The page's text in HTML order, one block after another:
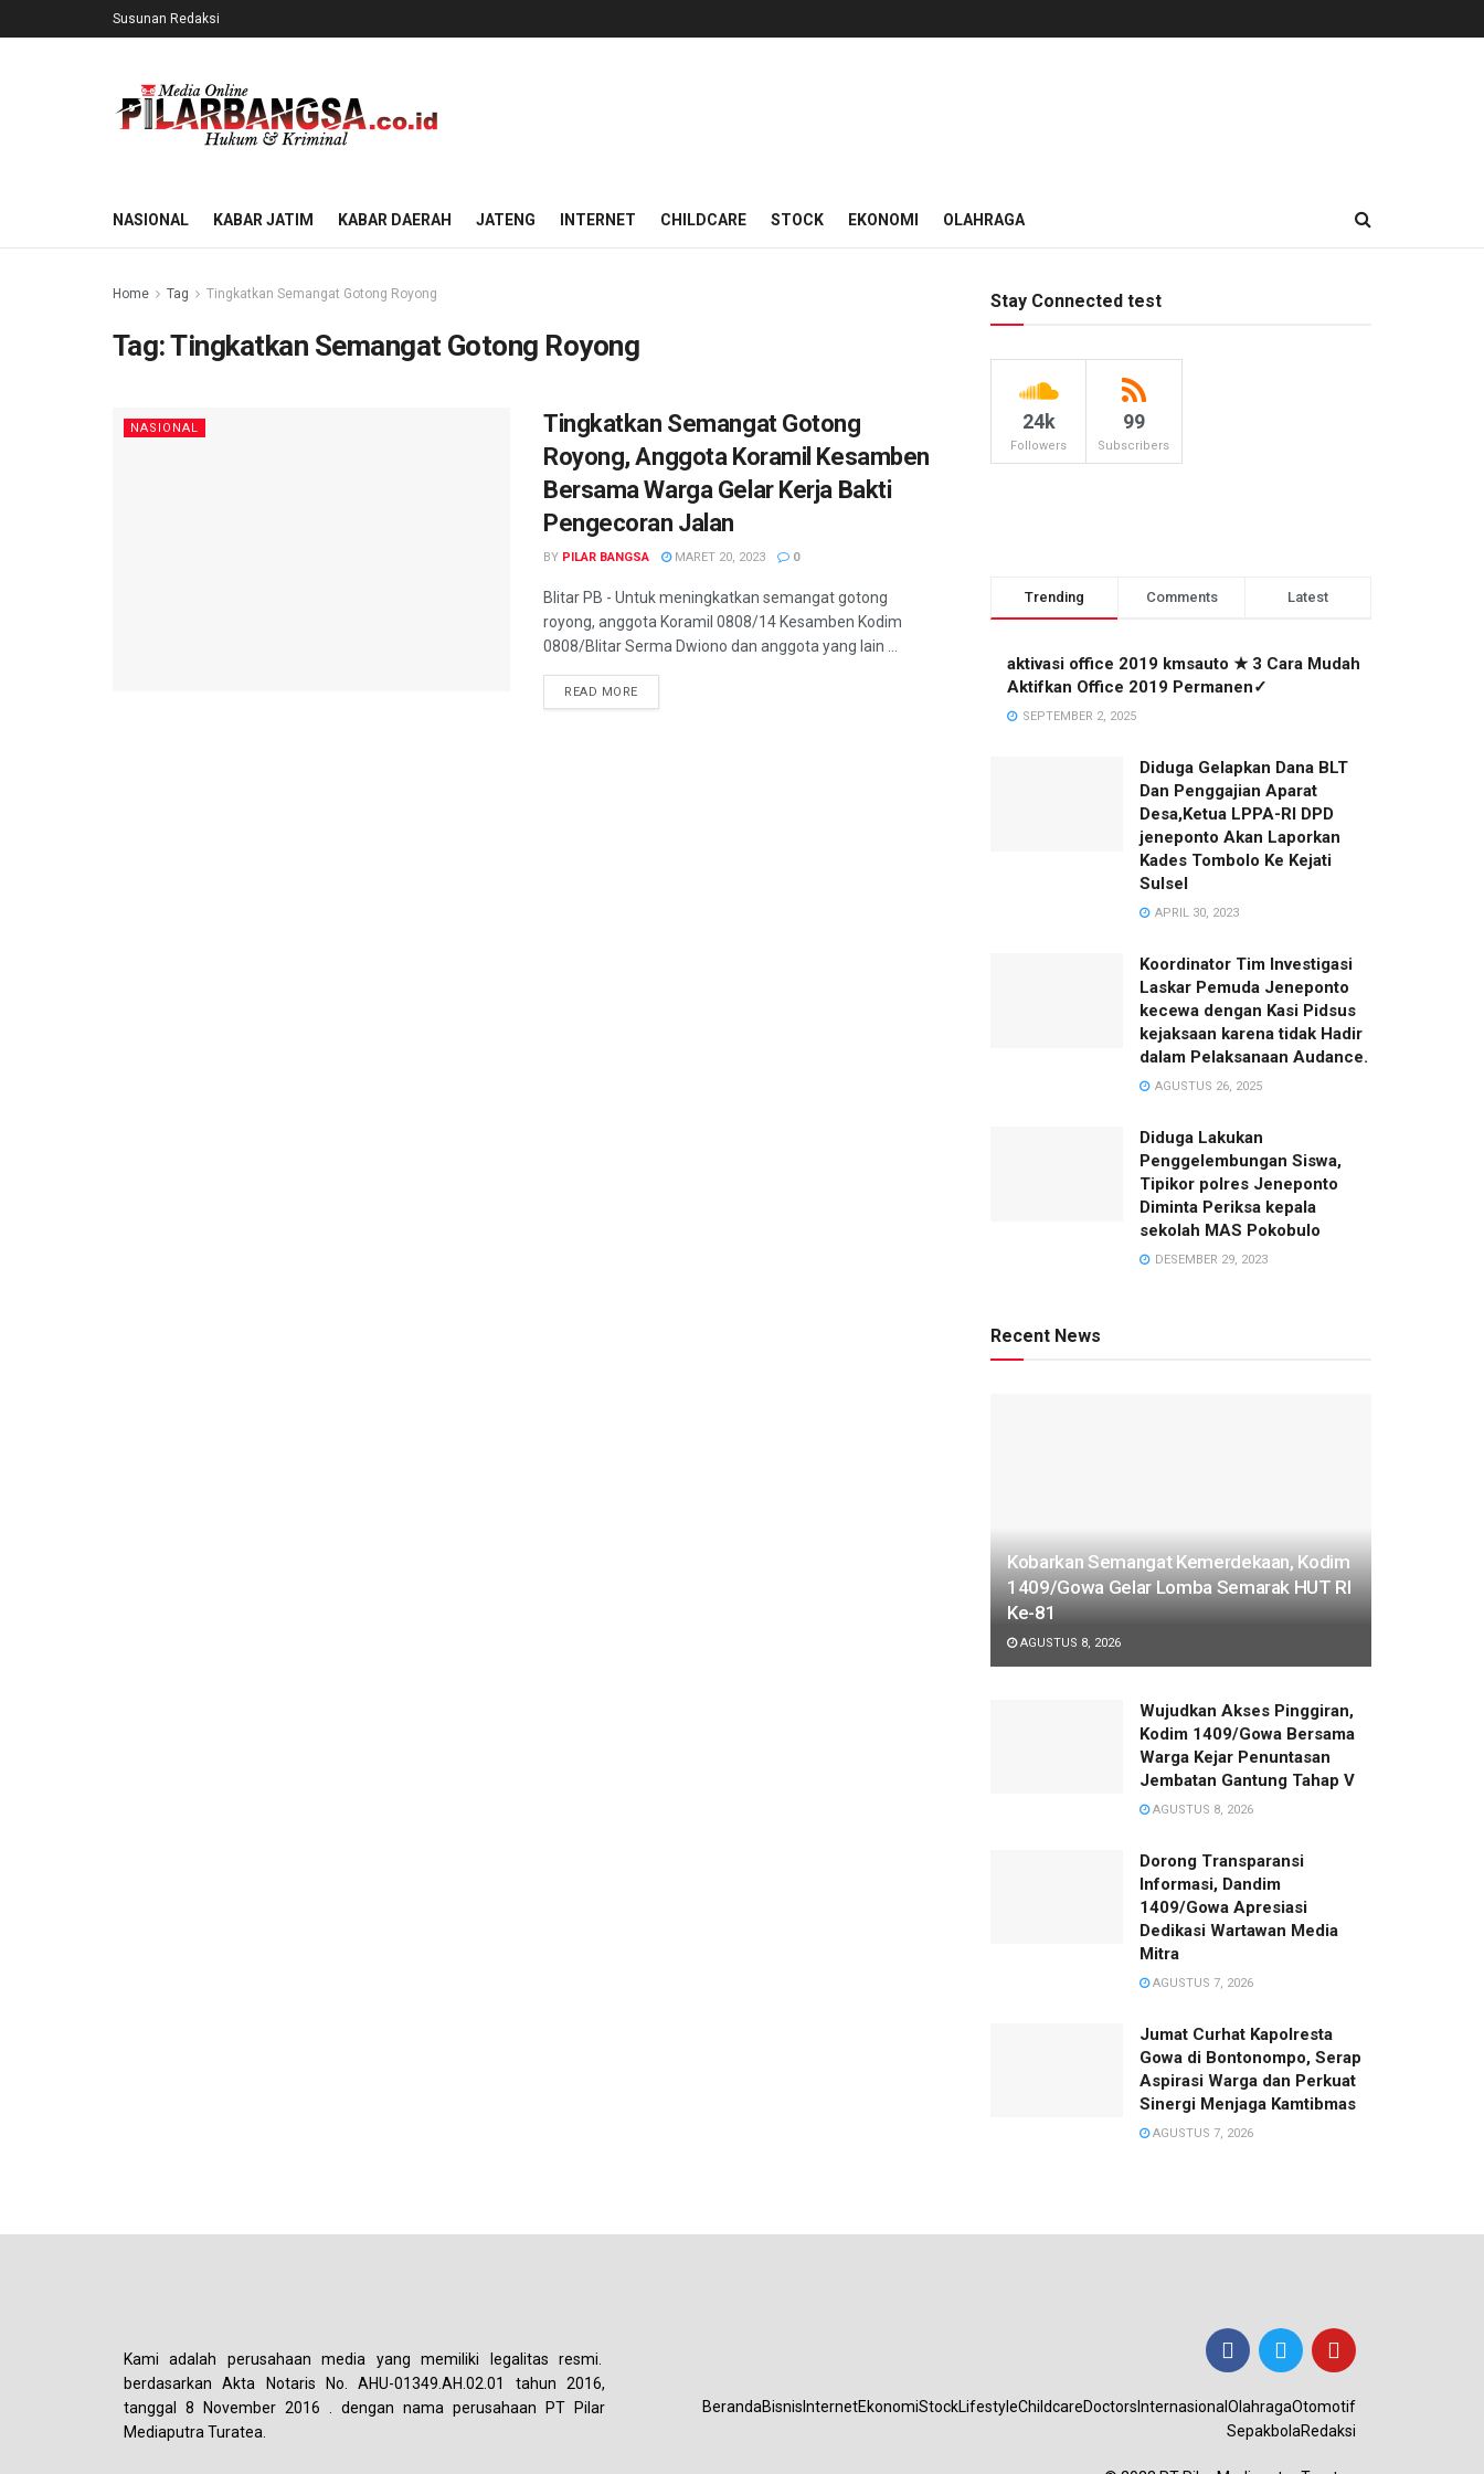
Susunan Redaksi
NASIONAL KABAR JATIM KABAR DAERAH JATENG INTERNET CHILDCARE STOCK EKONOMI OLAHRAGA
Home Tag Tingkatkan Semangat Gotong Royong
Tag:Tingkatkan Semangat Gotong Royong
NASIONAL
Tingkatkan Semangat Gotong
Royong, Anggota Koramil Kesamben
Bersama Warga Gelar Kerja Bakti
Pengecoran Jalan
BY PILAR BANGSA MARET 20, 2023 0
Blitar PB - Untuk meningkatkan semangat gotong
royong, anggota Koramil 0808/14 Kesamben Kodim
0808/Blitar Serma Dwiono dan anggota yang lain ...
READ MORE
Stay Connected test
24k
Followers
99
Subscribers
Trending Comments Latest
aktivasi office 2019 kmsauto ★ 3 Cara Mudah
Aktifkan Office 2019 Permanen✓
SEPTEMBER 2, 2025
Diduga Gelapkan Dana BLT
Dan Penggajian Aparat
Desa,Ketua LPPA-RI DPD
jeneponto Akan Laporkan
Kades Tombolo Ke Kejati
Sulsel
APRIL 30, 2023
Koordinator Tim Investigasi
Laskar Pemuda Jeneponto
kecewa dengan Kasi Pidsus
kejaksaan karena tidak Hadir
dalam Pelaksanaan Audance.
AGUSTUS 26, 2025
Diduga Lakukan
Penggelembungan Siswa,
Tipikor polres Jeneponto
Diminta Periksa kepala
sekolah MAS Pokobulo
DESEMBER 29, 2023
Recent News
Kobarkan Semangat Kemerdekaan, Kodim
1409/Gowa Gelar Lomba Semarak HUT RI
Ke-81
AGUSTUS 8, 2026
Wujudkan Akses Pinggiran,
Kodim 1409/Gowa Bersama
Warga Kejar Penuntasan
Jembatan Gantung Tahap V
AGUSTUS 8, 2026
Dorong Transparansi
Informasi, Dandim
1409/Gowa Apresiasi
Dedikasi Wartawan Media
Mitra
AGUSTUS 7, 2026
Jumat Curhat Kapolresta
Gowa di Bontonompo, Serap
Aspirasi Warga dan Perkuat
Sinergi Menjaga Kamtibmas
AGUSTUS 7, 2026
Kami adalah perusahaan media yang memiliki legalitas resmi.
berdasarkan Akta Notaris No. AHU-01349.AH.02.01 tahun 2016,
tanggal 8 November 2016 . dengan nama perusahaan PT Pilar
Mediaputra Turatea.
BerandaBisnis InternetEkonomiStockLifestyleChildcareDoctors InternasionalOlahragaOtomotif
SepakbolaRedaksi